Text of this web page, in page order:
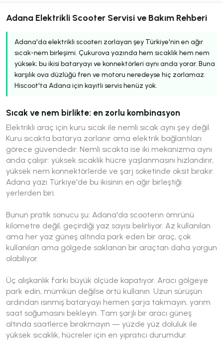
Adana Elektrikli Scooter Servisi ve Bakım Rehberi
Adana'da elektrikli scooterı zorlayan şey Türkiye'nin en ağır
sıcak-nem birleşimi. Çukurova yazında hem sıcaklık hem nem
yüksek; bu ikisi bataryayı ve konnektörleri aynı anda yorar. Buna
karşılık ova düzlüğü fren ve motoru neredeyse hiç zorlamaz.
Hiscoot'ta Adana için kayıtlı servis henüz yok.
Sıcak ve nem birlikte: en zorlu kombinasyon
Elektrikli araç için kuru sıcak ile nemli sıcak aynı şey değil.
Kuru sıcakta batarya zorlanır ama elektrik bağlantıları
görece güvendedir. Nemli sıcakta ise iki mekanizma aynı
anda çalışır: yüksek sıcaklık hücre yaşlanmasını hızlandırır,
yüksek nem konnektörlerde ve şarj soketinde oksit bırakır.
Adana yazı Türkiye'de bu ikisinin en ağır birleştiği
yerlerden biri.
Bunun pratik sonucu şu: Adana'da scooterın ömrünü
kilometre değil, geçirdiği yaz sayısı belirliyor. Az kullanılan
ama her yaz güneş altında park eden bir araç, çok
kullanılan ama gölgede saklanan bir araçtan daha yorgun
olabiliyor.
Üç alışkanlık farkı büyük ölçüde kapatıyor. Aracı gölgeye
park edin, mümkün değilse örtü kullanın. Uzun sürüşün
ardından ısınmış bataryayı hemen şarja takmayın, yarım
saat soğumasını bekleyin. Tam şarjlı bir aracı güneş
altında saatlerce bırakmayın — yüzde yüz doluluk ile
yüksek sıcaklık, hücreler için en yıpratıcı durumdur.